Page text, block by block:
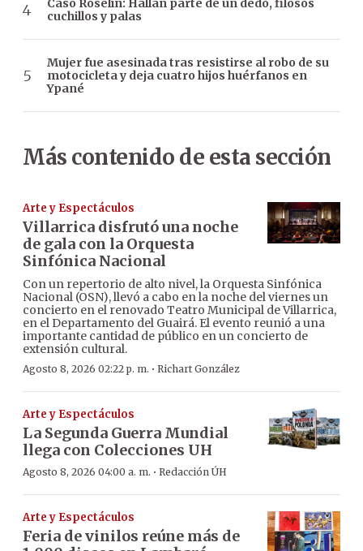
Caso Roselín: Hallan parte de un dedo, filosos
cuchillos y palas
Mujer fue asesinada tras resistirse al robo de su
motocicleta y deja cuatro hijos huérfanos en
Ypané
Más contenido de esta sección
Arte y Espectáculos
Villarrica disfrutó una noche
de gala con la Orquesta
Sinfónica Nacional
Con un repertorio de alto nivel, la Orquesta Sinfónica
Nacional (OSN), llevó a cabo en la noche del viernes un
concierto en el renovado Teatro Municipal de Villarrica,
en el Departamento del Guairá. El evento reunió a una
importante cantidad de público en un concierto de
extensión cultural.
Agosto 8, 2026 02:22 p. m. · Richart González
Arte y Espectáculos
La Segunda Guerra Mundial
llega con Colecciones UH
Agosto 8, 2026 04:00 a. m. · Redacción ÚH
Arte y Espectáculos
Feria de vinilos reúne más de